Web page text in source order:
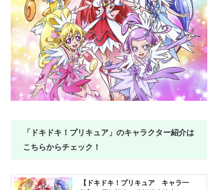
「ドキドキ！プリキュア」のキャラクター紹介は
こちらからチェック！
【ドキドキ！プリキュア キャラ一